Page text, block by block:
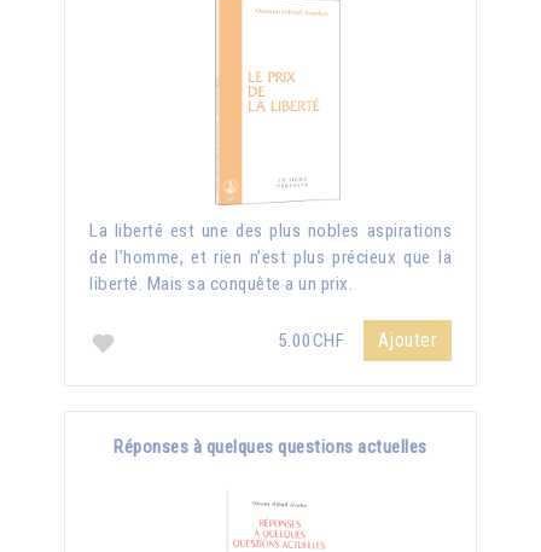
La liberté est une des plus nobles aspirations
de l’homme, et rien n’est plus précieux que la
liberté. Mais sa conquête a un prix.
5.00CHF Ajouter
Réponses à quelques questions actuelles